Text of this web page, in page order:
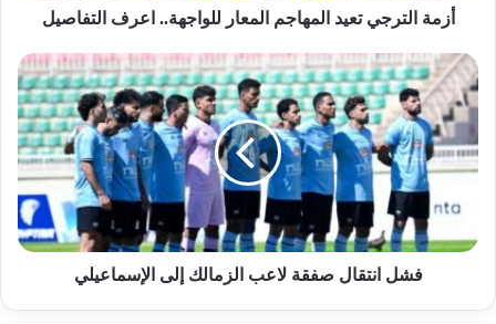
أزمة الترجي تعيد المهاجم المعار للواجهة.. اعرف التفاصيل
فشل انتقال صفقة لاعب الزمالك إلى الإسماعيلي